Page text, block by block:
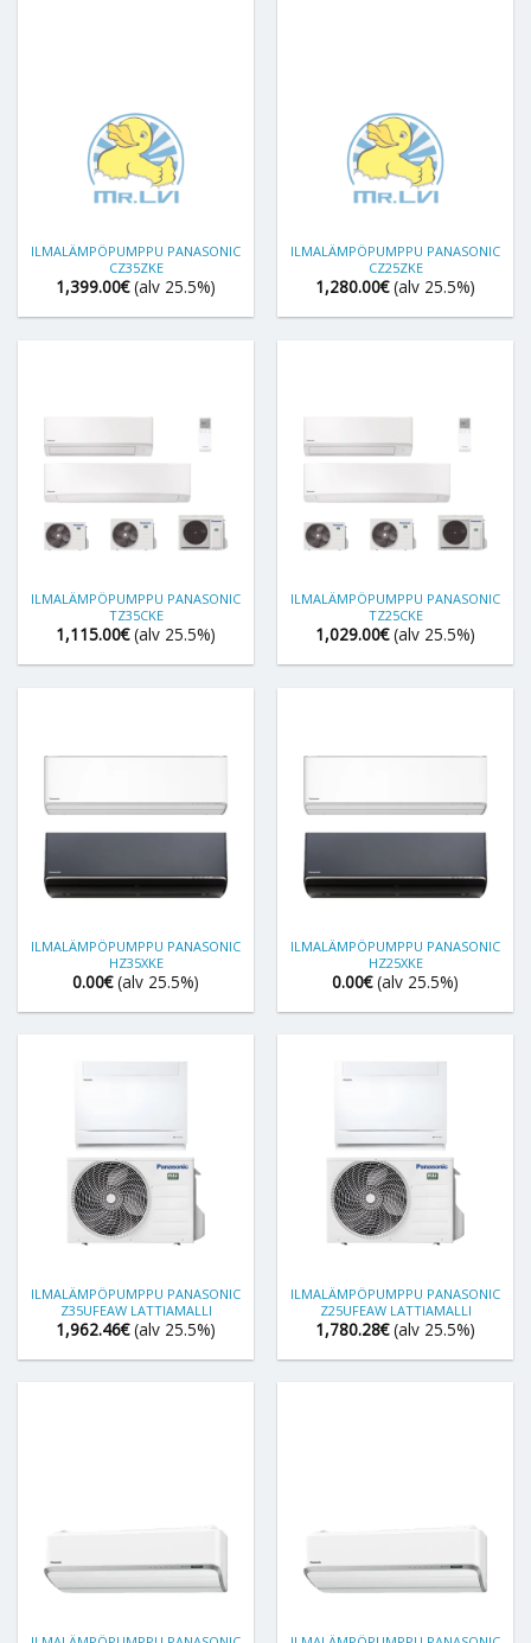
ILMALÄMPÖPUMPPU PANASONIC
CZ35ZKE
1,399.00€ (alv 25.5%)
ILMALÄMPÖPUMPPU PANASONIC
CZ25ZKE
1,280.00€ (alv 25.5%)
ILMALÄMPÖPUMPPU PANASONIC
TZ35CKE
1,115.00€ (alv 25.5%)
ILMALÄMPÖPUMPPU PANASONIC
TZ25CKE
1,029.00€ (alv 25.5%)
ILMALÄMPÖPUMPPU PANASONIC
HZ35XKE
0.00€ (alv 25.5%)
ILMALÄMPÖPUMPPU PANASONIC
HZ25XKE
0.00€ (alv 25.5%)
ILMALÄMPÖPUMPPU PANASONIC
Z35UFEAW LATTIAMALLI
1,962.46€ (alv 25.5%)
ILMALÄMPÖPUMPPU PANASONIC
Z25UFEAW LATTIAMALLI
1,780.28€ (alv 25.5%)